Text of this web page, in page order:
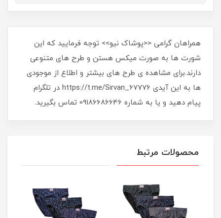
همراهان گرامی <<پوشاک نیو>> توجه فرمایید که این
شورت ها به صورت میکس هستن و طرح های متنوعی
دارند.برای مشاهده ی طرح های بیشتر و اطلاع از موجودی
ها به این آیدی https://t.me/Sirvan_67776 در تلگرام
پیام دهید و یا به شماره 09186686646 تماس بگیرید.
محصولات مرتبط